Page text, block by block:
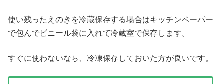
使い残ったえのきを冷蔵保存する場合はキッチンペーパー
で包んでビニール袋に入れて冷蔵室で保存します。
すぐに使わないなら、冷凍保存しておいた方が良いです。